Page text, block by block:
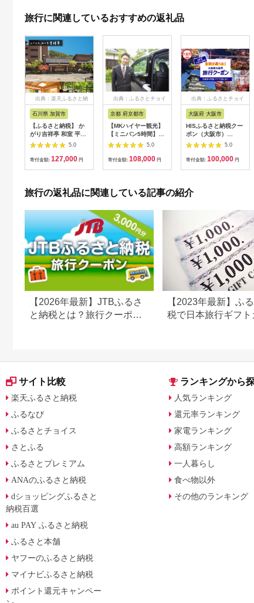
旅行に関連しているおすすめの返礼品
出典：楽天ふるさと納
石川県 加賀市
【ふるさと納税】 か
がり吉祥亭 和室 平日
限定 ペア宿泊券 1泊2
食付 2名 ペア 食事付
温泉 宿泊券 旅行 トラ
5.0
寄付金額: 127,000 円
出典：ふるさとチョイ
京都 府京都市
【MKハイヤー観光】
【ミニバン5時間】ド
ライバーとめぐるとっ
ておきの京都観光（3
／21-6／20・10／1-
5.0
寄付金額: 108,000 円
出典：ふるさとチョイ
大阪府 大阪市
HISふるさと納税クー
ポン（大阪市）
30,000円分_OS039-
5.0
寄付金額: 100,000 円
旅行の返礼品に関連している記事の紹介
【2026年最新】JTBふるさ
と納税とは？旅行クーポン
【2023年最新】ふ
税で日本旅行ギフト
サイト比較
楽天ふるさと納税
ふるなび
ふるさとチョイス
さとふる
ふるさとプレミアム
ANAのふるさと納税
dショッピングふるさと
納税百選
au PAY ふるさと納税
ふるさと本舗
ヤフーのふるさと納税
マイナビふるさと納税
ポイント還元キャンペー
ランキングから
人気ランキング
還元率ランキング
家電ランキング
高額ランキング
一人暮らし
食べ物以外
その他のランキング